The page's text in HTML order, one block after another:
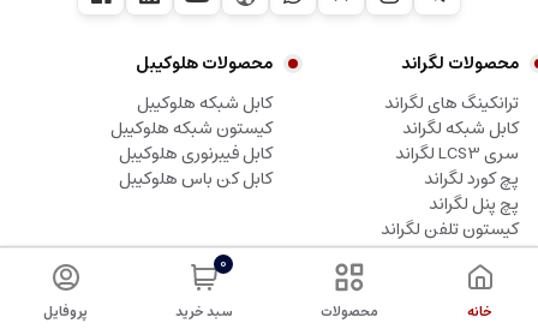
محصولات لگراند
ترانکینگ های لگراند
کابل شبکه لگراند
سری LCS3 لگراند
پچ کورد لگراند
پچ پنل لگراند
کیستون تلفن لگراند
محصولات هلوکیبل
کابل شبکه هلوکیبل
کیستون شبکه هلوکیبل
کابل فیبرنوری هلوکیبل
کابل کن باس هلوکیبل
کلیه حقوق این وبسایت متعلق به شرکت آلما شبکه پرداز، نماینده لگراند می باشد.
خانه محصولات
0
سبد خرید پروفایل